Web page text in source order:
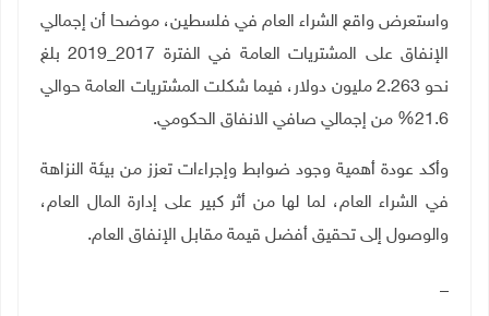
واستعرض واقع الشراء العام في فلسطين، موضحا أن إجمالي
الإنفاق على المشتريات العامة في الفترة 2017_2019 بلغ
نحو 2.263 مليون دولار، فيما شكلت المشتريات العامة حوالي
21.6% من إجمالي صافي الانفاق الحكومي.
وأكد عودة أهمية وجود ضوابط وإجراءات تعزز من بيئة النزاهة
في الشراء العام، لما لها من أثر كبير على إدارة المال العام،
والوصول إلى تحقيق أفضل قيمة مقابل الإنفاق العام.
_